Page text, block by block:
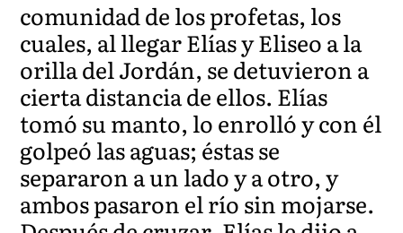
comunidad de los profetas, los
cuales, al llegar Elías y Eliseo a la
orilla del Jordán, se detuvieron a
cierta distancia de ellos. Elías
tomó su manto, lo enrolló y con él
golpeó las aguas; éstas se
separaron a un lado y a otro, y
ambos pasaron el río sin mojarse.